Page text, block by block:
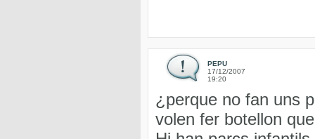
PEPU
17/12/2007
19:20
¿perque no fan uns
volen fer botellon